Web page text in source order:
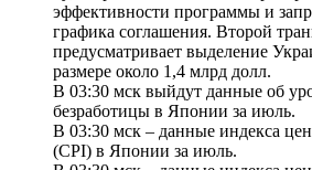
эффективности программы и
графика соглашения. Второй
предусматривает выделение
размере около 1,4 млрд долл.
В 03:30 мск выйдут данные об
безработицы в Японии за июль.
В 03:30 мск – данные индекса
(CPI) в Японии за июль.